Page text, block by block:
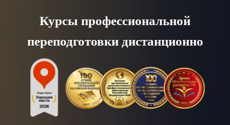
content
Курсы профессиональной
переподготовки дистанционно